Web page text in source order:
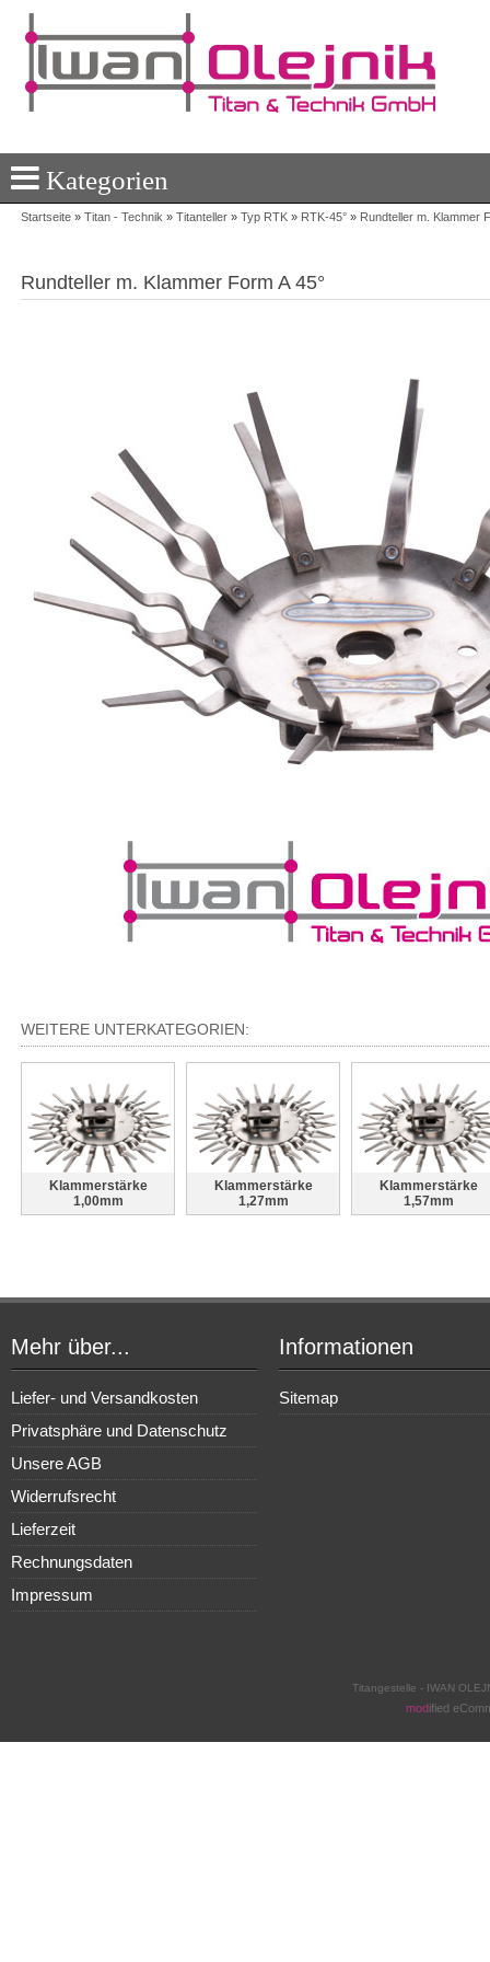
Kategorien
Startseite »Titan - Technik »Titanteller »Typ RTK » RTK-45° » Rundteller m. Klammer
Rundteller m. Klammer Form A 45°
WEITERE UNTERKATEGORIEN:
Klammerstärke
1,00mm
Klammerstärke
1,27mm
Klammerstärke
1,57mm
Mehr über...
Liefer- und Versandkosten
Privatsphäre und Datenschutz
Unsere AGB
Widerrufsrecht
Lieferzeit
Rechnungsdaten
Impressum
Informationen
Sitemap
Titangestelle - IWAN
modified